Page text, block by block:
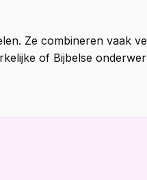
Ze combineren vaak
of Bijbelse